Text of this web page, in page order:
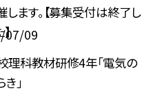
します。【募集受付は終了し
07/09
理科教材研修4年「電気の
」